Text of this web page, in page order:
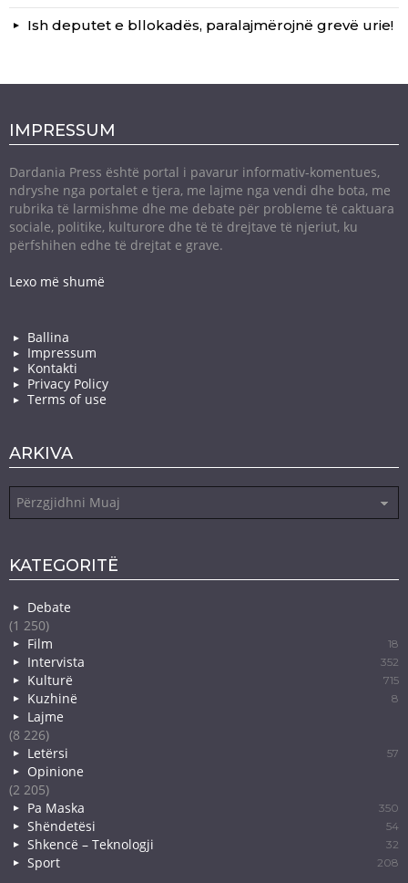
Ish deputet e bllokadës, paralajmërojnë grevë urie!
IMPRESSUM
Dardania Press është portal i pavarur informativ-komentues,
ndryshe nga portalet e tjera, me lajme nga vendi dhe bota, me
rubrika të larmishme dhe me debate për probleme të caktuara
sociale, politike, kulturore dhe të të drejtave të njeriut, ku
përfshihen edhe të drejtat e grave.
Lexo më shumë
Ballina
Impressum
Kontakti
Privacy Policy
Terms of use
ARKIVA
KATEGORITË
Debate
(1 250)
Film
18
Intervista 352
Kulturë 715
Kuzhinë 8
Lajme
(8 226)
Letërsi
57
Opinione
(2 205)
Pa Maska
350
Shëndetësi 54
Shkencë – Teknologji 32
Sport 208